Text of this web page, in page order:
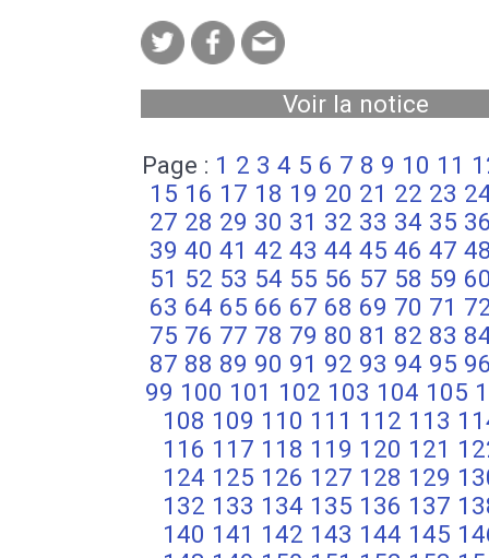
Voir la notice
Page : 1 2 3 4 5 6 7 8 9 10 11
15 16 17 18 19 20 21 22 23
27 28 29 30 31 32 33 34 35
39 40 41 42 43 44 45 46 47
51 52 53 54 55 56 57 58 59
63 64 65 66 67 68 69 70 71
75 76 77 78 79 80 81 82 83
87 88 89 90 91 92 93 94 95
99 100 101 102 103 104 105
108 109 110 111 112 113
116 117 118 119 120 121
124 125 126 127 128 129
132 133 134 135 136 137
140 141 142 143 144 145